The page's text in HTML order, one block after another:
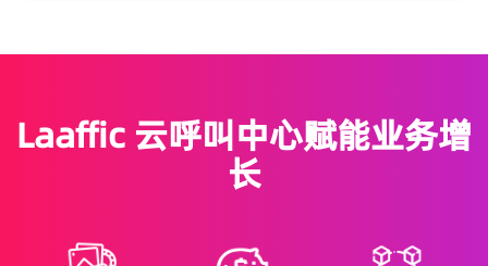
Laaffic 云呼叫中心赋能业务增
长